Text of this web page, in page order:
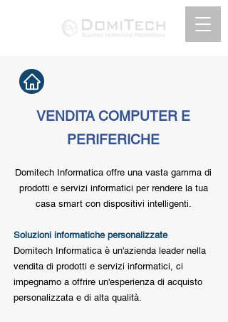
VENDITA COMPUTER E
PERIFERICHE
Domitech Informatica offre una vasta gamma di
prodotti e servizi informatici per rendere la tua
casa smart con dispositivi intelligenti.
Soluzioni informatiche personalizzate
Domitech Informatica è un'azienda leader nella
vendita di prodotti e servizi informatici, ci
impegnamo a offrire un'esperienza di acquisto
personalizzata e di alta qualità.